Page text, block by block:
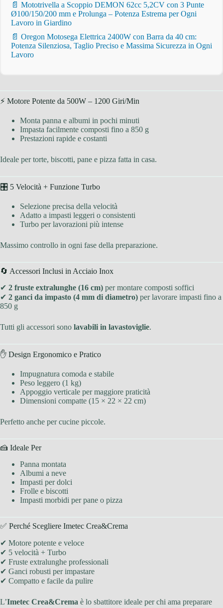
📄 Mototrivella a Scoppio DEMON 62cc 5,2CV con 3 Punte
Ø100/150/200 mm e Prolunga – Potenza Estrema per Ogni
Lavoro in Giardino
📄 Oregon Motosega Elettrica 2400W con Barra da 40 cm:
Potenza Silenziosa, Taglio Preciso e Massima Sicurezza in Ogni
Lavoro
⚡ Motore Potente da 500W – 1200 Giri/Min
Monta panna e albumi in pochi minuti
Impasta facilmente composti fino a 850 g
Prestazioni rapide e costanti
Ideale per torte, biscotti, pane e pizza fatta in casa.
🎛 5 Velocità + Funzione Turbo
Selezione precisa della velocità
Adatto a impasti leggeri o consistenti
Turbo per lavorazioni più intense
Massimo controllo in ogni fase della preparazione.
🔄 Accessori Inclusi in Acciaio Inox
✔ 2 fruste extralunghe (16 cm) per montare composti soffici
✔ 2 ganci da impasto (4 mm di diametro) per lavorare impasti fino a
850 g
Tutti gli accessori sono lavabili in lavastoviglie.
✋ Design Ergonomico e Pratico
Impugnatura comoda e stabile
Peso leggero (1 kg)
Appoggio verticale per maggiore praticità
Dimensioni compatte (15 × 22 × 22 cm)
Perfetto anche per cucine piccole.
🍰 Ideale Per
Panna montata
Albumi a neve
Impasti per dolci
Frolle e biscotti
Impasti morbidi per pane o pizza
✅ Perché Scegliere Imetec Crea&Crema
✔ Motore potente e veloce
✔ 5 velocità + Turbo
✔ Fruste extralunghe professionali
✔ Ganci robusti per impastare
✔ Compatto e facile da pulire
L’Imetec Crea&Crema è lo sbattitore ideale per chi ama preparare